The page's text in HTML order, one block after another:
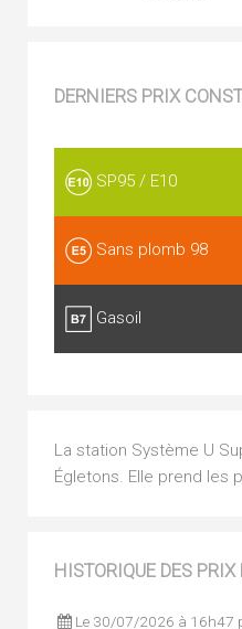
DERNIERS PRIX
SP95 / E10
Sans plomb 98
Gasoil
La station Système U
Égletons. Elle prend les
HISTORIQUE DES
Le 30/07/2026 à 16h47